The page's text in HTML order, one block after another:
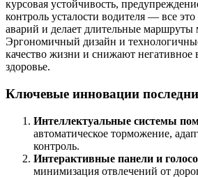
курсовая устойчивость,
контроль усталости водителя — все
аварий и делает длительные
Эргономичный дизайн и
качество жизни и снижают негативное
здоровье.
Ключевые инновации
Интеллектуальные системы
автоматическое торможение,
контроль.
Интерактивные панели и
минимизация отвлечений от